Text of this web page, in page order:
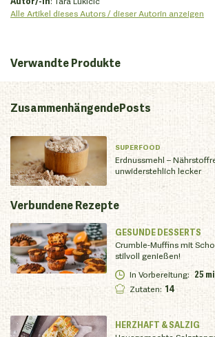
Alle Artikel dieses Autors / dieser Autorin anzeigen
Verwandte Produkte
ZusammenhängendePosts
SUPERFOOD
Erdnussmehl –
unwiderstehlich lecker
VerbundeneRezepte
GESUNDE DESSERTS
Crumble-Muffins mit
stilvoll genießen!
In Vorbereitung: 25
Zutaten: 14
HERZHAFT & SALZIG